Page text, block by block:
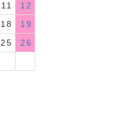
11
12
18
19
25
26